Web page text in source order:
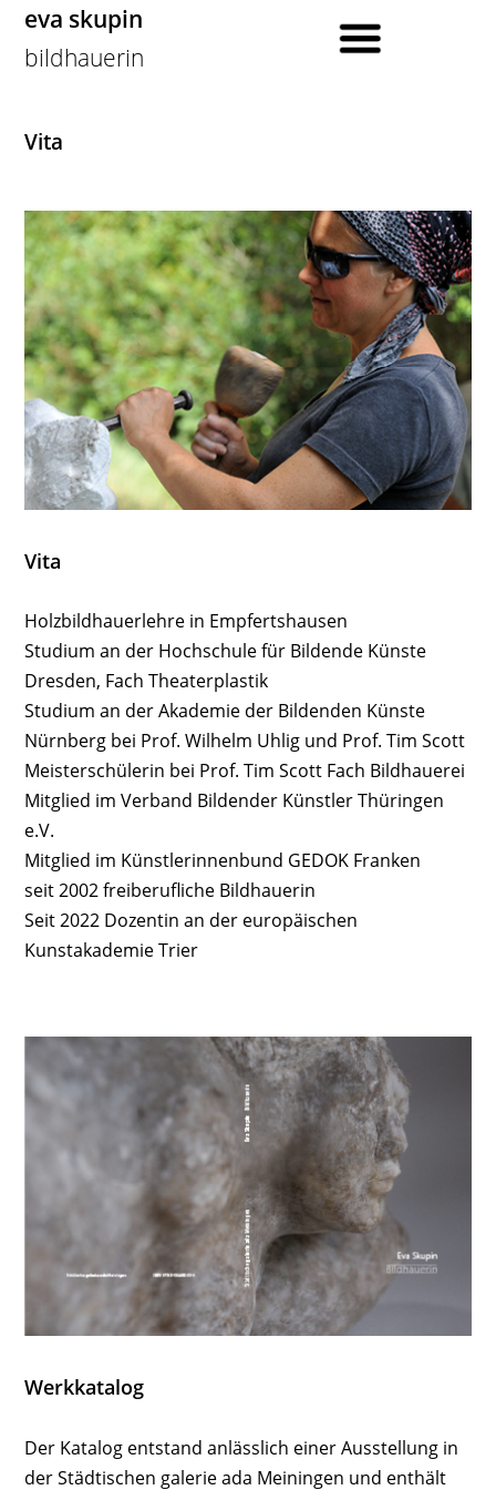
eva skupin
bildhauerin
Vita
Vita
Holzbildhauerlehre in Empfertshausen
Studium an der Hochschule für Bildende Künste
Dresden, Fach Theaterplastik
Studium an der Akademie der Bildenden Künste
Nürnberg bei Prof. Wilhelm Uhlig und Prof. Tim Scott
Meisterschülerin bei Prof. Tim Scott Fach Bildhauerei
Mitglied im Verband Bildender Künstler Thüringen
e.V.
Mitglied im Künstlerinnenbund GEDOK Franken
seit 2002 freiberufliche Bildhauerin
Seit 2022 Dozentin an der europäischen
Kunstakademie Trier
Werkkatalog
Der Katalog entstand anlässlich einer Ausstellung in
der Städtischen galerie ada Meiningen und enthält